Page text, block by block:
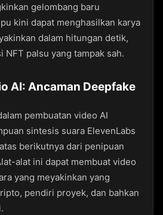
gelombang baru
kini dapat menghasilkan karya
dalam hitungan detik,
NFT palsu yang tampak sah.
AI: Ancaman Deepfake
pembuatan video AI
sintesis suara ElevenLabs
berikutnya dari penipuan
alat ini dapat membuat video
yang meyakinkan yang
pendiri proyek, dan bahkan